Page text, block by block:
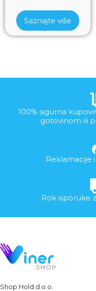
Saznajte više
100% sigurna
gotovinom ili
Reklamacije
Rok isporuke
Shop Hold d.o.o.